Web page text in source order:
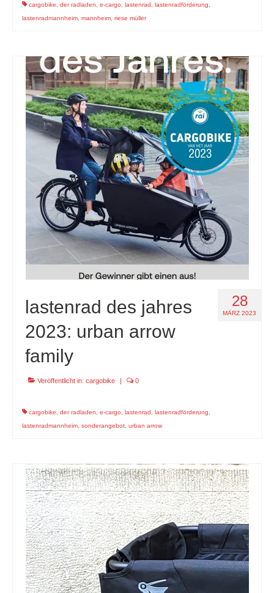
cargobike der radladen e-cargo lastenrad lastenradförderung
lastenradmannheim mannheim riese müller
28
MÄRZ 2023
lastenrad des jahres
2023: urban arrow
family
Veröffentlicht in: cargobike | 0
cargobike der radladen e-cargo lastenrad lastenradförderung
lastenradmannheim sonderangebot urban arrow